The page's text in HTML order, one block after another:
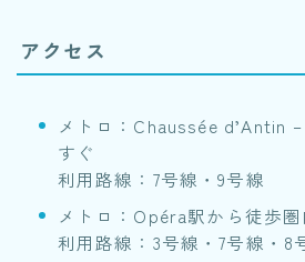
アクセス
メトロ：Chaussée d’Antin
すぐ
利用路線：7号線・9号線
メトロ：Opéra駅から徒歩圏
利用路線：3号線・7号線・8